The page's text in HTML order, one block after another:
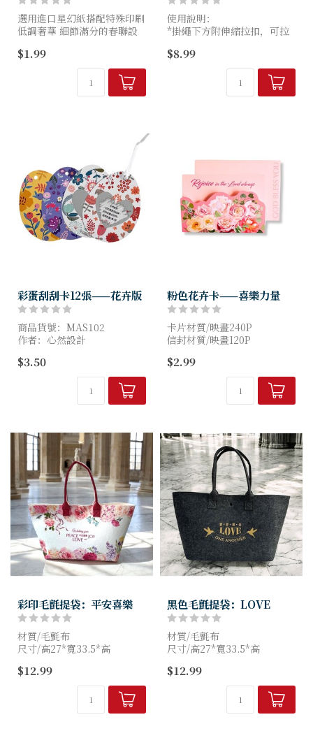
選用進口星幻紙搭配特殊印刷
低調奢華 細節滿分的春聯設
和你一起燦爛迎新春！
尺寸：20 × 20 cm
$1.99
使用說明：
*掛繩下方附伸縮拉扣，可拉
* 票卡夾採滑蓋結構，以雙手
拇指按住票卡上方邊緣，向上
推即可開啟，向下推即可閉
合，有效防止卡片脫落。
$8.99
彩蛋刮刮卡12張——花卉版
商品貨號：MAS102
作者：心然設計
頁數：12
尺寸：10*13 CM
$3.50
粉色花卉卡——喜樂力量
卡片材質/映畫240P
信封材質/映畫120P
$2.99
彩印毛氈提袋：平安喜樂
材質/毛氈布
尺寸/高27*寬33.5*高
$12.99
黑色毛氈提袋：LOVE
材質/毛氈布
尺寸/高27*寬33.5*高
$12.99